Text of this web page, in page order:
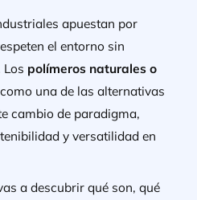
apuestan por
el entorno sin
polímeros naturales o
una de las alternativas
cambio de paradigma,
y versatilidad en
a descubrir qué son, qué